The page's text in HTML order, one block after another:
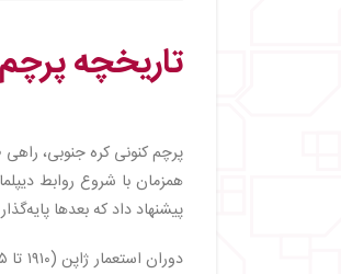
تاریخچه
پرچم کنونی کره جنوبی،
همزمان با شروع روابط
پیشنهاد داد که بعدها